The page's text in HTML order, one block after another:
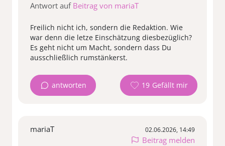
Antwort auf Beitrag von mariaT
Freilich nicht ich, sondern die Redaktion. Wie
war denn die letze Einschätzung diesbezüglich?
Es geht nicht um Macht, sondern dass Du
ausschließlich rumstänkerst.
antworten 19
mariaT 02.06.2026, 14:49
Beitrag melden